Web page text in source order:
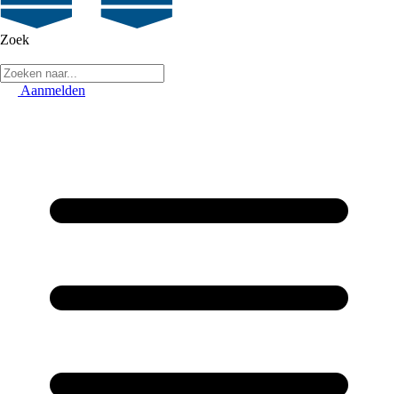
Zoek
Aanmelden